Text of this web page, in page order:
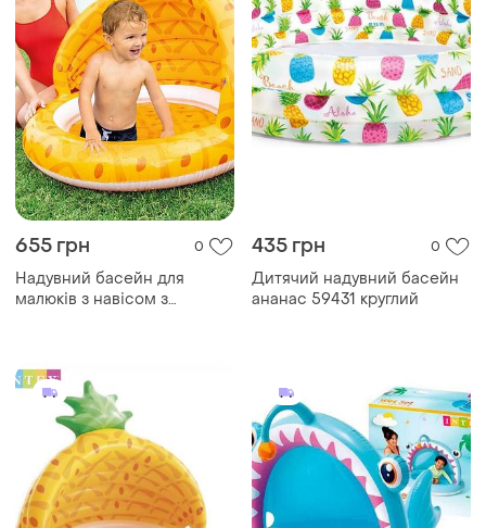
655 грн 0
Надувний басейн для
малюків з навісом з
435 грн 0
Дитячий надувний басейн
ананас 59431 круглий